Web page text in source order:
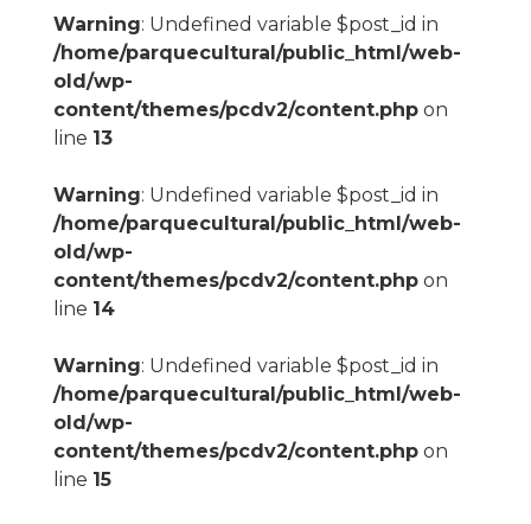
Warning: Undefined variable $post_id in
/home/parquecultural/public_html/web-
old/wp-
content/themes/pcdv2/content.phpon
line 13
Warning: Undefined variable $post_id in
/home/parquecultural/public_html/web-
old/wp-
content/themes/pcdv2/content.phpon
line 14
Warning: Undefined variable $post_id in
/home/parquecultural/public_html/web-
old/wp-
content/themes/pcdv2/content.phpon
line 15